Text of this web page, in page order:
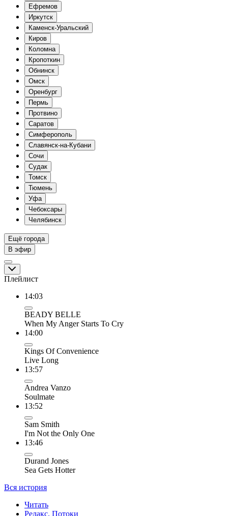
Ефремов
Иркутск
Каменск-Уральский
Киров
Коломна
Кропоткин
Обнинск
Омск
Оренбург
Пермь
Протвино
Саратов
Симферополь
Славянск-на-Кубани
Сочи
Судак
Томск
Тюмень
Уфа
Чебоксары
Челябинск
Ещё города
В эфир
Плейлист
14:03
BEADY BELLE
When My Anger Starts To Cry
14:00
Kings Of Convenience
Live Long
13:57
Andrea Vanzo
Soulmate
13:52
Sam Smith
I'm Not the Only One
13:46
Durand Jones
Sea Gets Hotter
Вся история
Читать
Релакс. Потоки